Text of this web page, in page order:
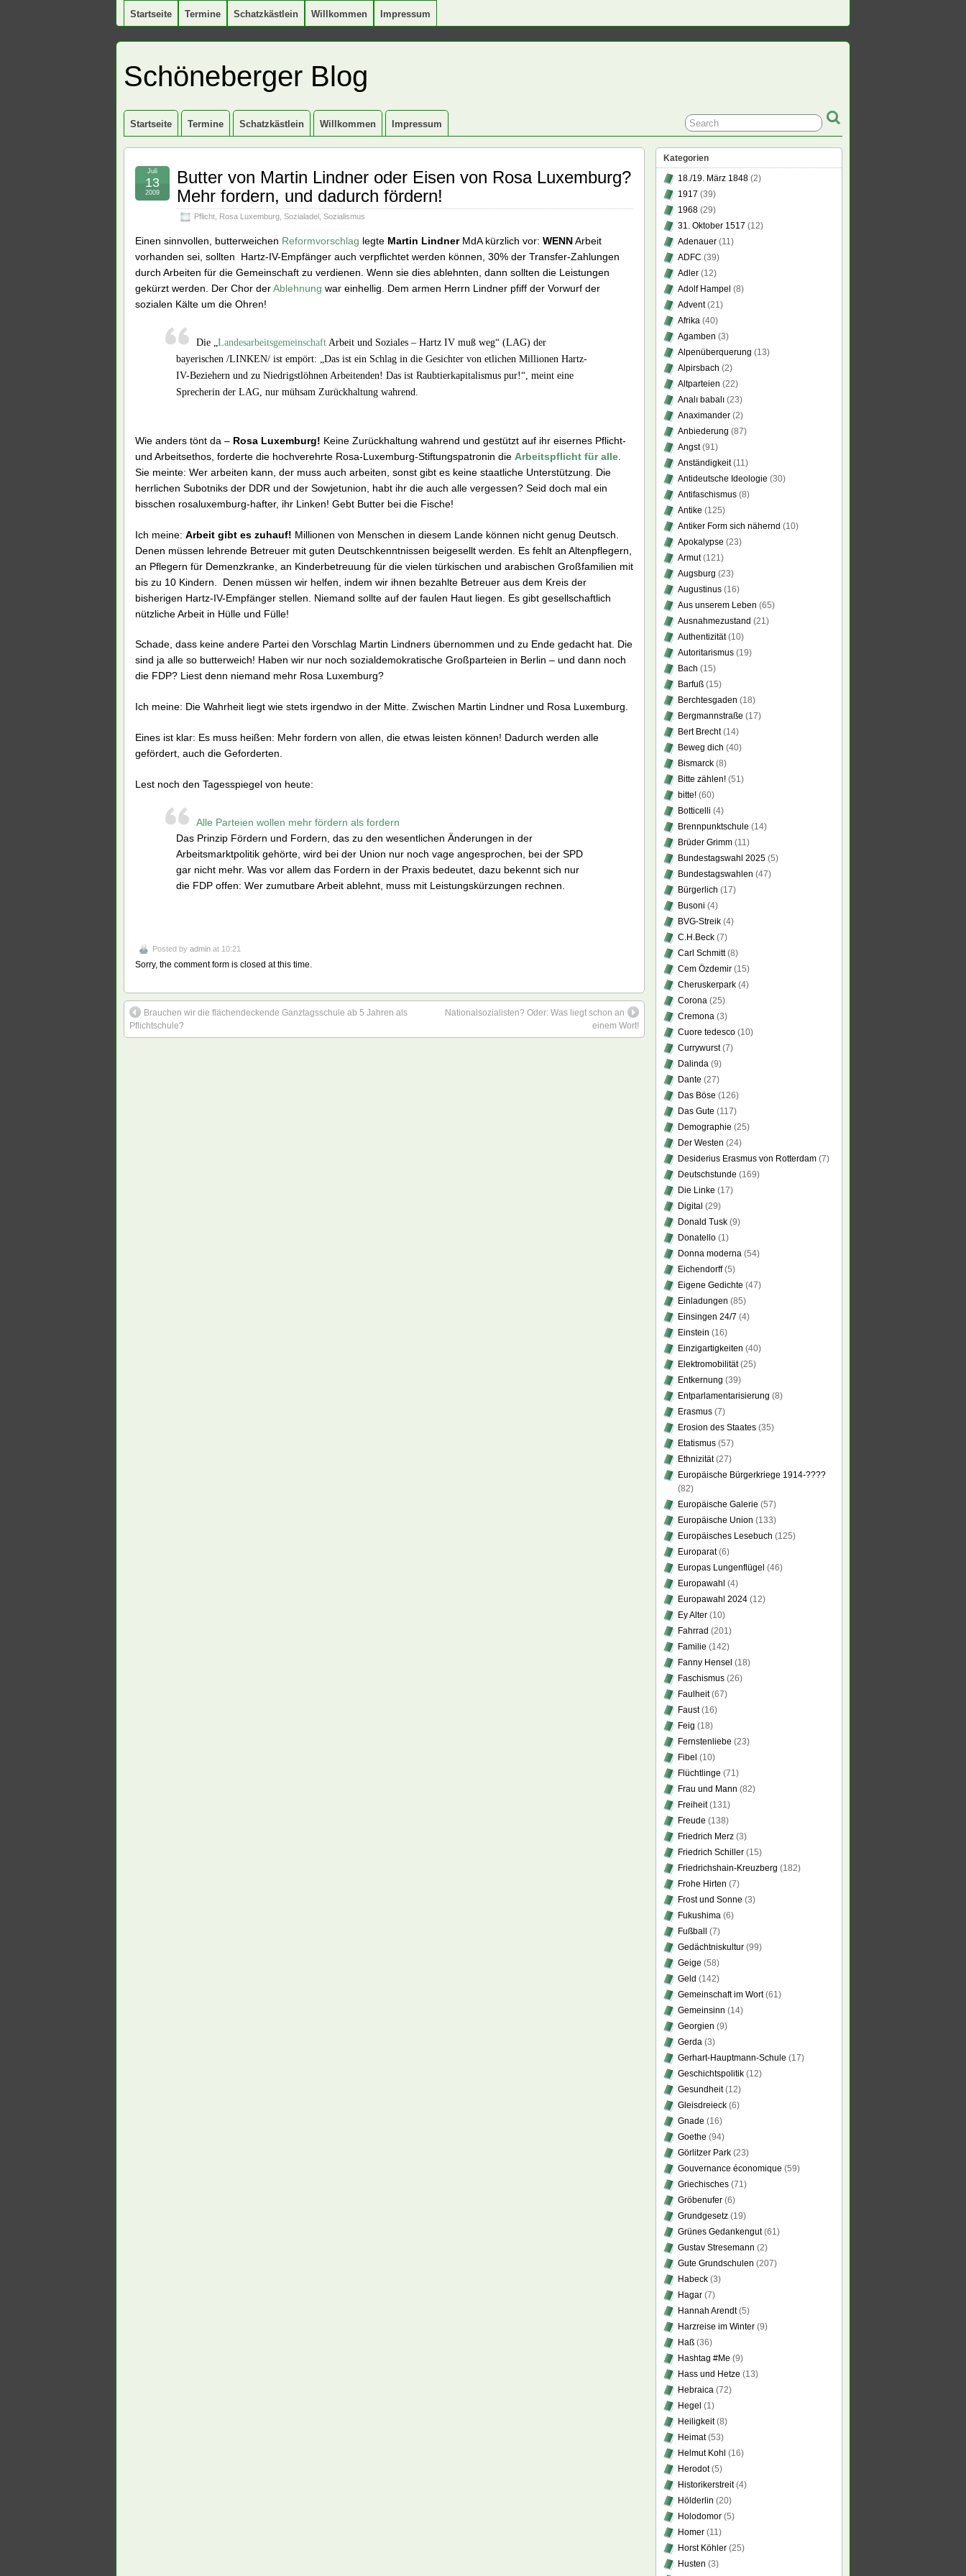
Startseite Termine Schatzkästlein Willkommen Impressum
Schöneberger Blog
Startseite Termine Schatzkästlein Willkommen Impressum
Butter von Martin Lindner oder Eisen von Rosa Luxemburg?
Mehr fordern, und dadurch fördern!
Pflicht Rosa Luxemburg Sozialadel Sozialismus
Juli
13
2009
Einen sinnvollen, butterweichen Reformvorschlag legte Martin LindnerMdA kürzlich vor: WENNArbeit
vorhanden sei, sollten Hartz-IV-Empfänger auch verpflichtet werden können, 30% der Transfer-Zahlungen
durch Arbeiten für die Gemeinschaft zu verdienen. Wenn sie dies ablehnten, dann sollten die Leistungen
gekürzt werden. Der Chor derAblehnung war einhellig. Dem armen Herrn Lindner pfiff der Vorwurf der
sozialen Kälte um die Ohren!
Die „ Landesarbeitsgemeinschaft Arbeit und Soziales – Hartz IV muß weg“ (LAG) der
bayerischen /LINKEN/ ist empört: „Das ist ein Schlag in die Gesichter von etlichen Millionen Hartz-
IV-Beziehern und zu Niedrigstlöhnen Arbeitenden! Das ist Raubtierkapitalismus pur!“, meint eine
Sprecherin der LAG, nur mühsam Zurückhaltung wahrend.
Wie anders tönt da – Rosa Luxemburg! Keine Zurückhaltung wahrend und gestützt auf ihr eisernes Pflicht-
und Arbeitsethos, forderte die hochverehrte Rosa-Luxemburg-Stiftungspatronin die Arbeitspflicht für alle
Sie meinte: Wer arbeiten kann, der muss auch arbeiten, sonst gibt es keine staatliche Unterstützung. Die
herrlichen Subotniks der DDR und der Sowjetunion, habt ihr die auch alle vergessen? Seid doch mal ein
bisschen rosaluxemburg-hafter, ihr Linken! Gebt Butter bei die Fische!
Ich meine: Arbeit gibt es zuhauf! Millionen von Menschen in diesem Lande können nicht genug Deutsch.
Denen müssen lehrende Betreuer mit guten Deutschkenntnissen beigesellt werden. Es fehlt an Altenpflegern,
an Pflegern für Demenzkranke, an Kinderbetreuung für die vielen türkischen und arabischen Großfamilien mit
bis zu 10 Kindern. Denen müssen wir helfen, indem wir ihnen bezahlte Betreuer aus dem Kreis der
bisherigen Hartz-IV-Empfänger stellen. Niemand sollte auf der faulen Haut liegen. Es gibt gesellschaftlich
nützliche Arbeit in Hülle und Fülle!
Schade, dass keine andere Partei den Vorschlag Martin Lindners übernommen und zu Ende gedacht hat. Die
sind ja alle so butterweich! Haben wir nur noch sozialdemokratische Großparteien in Berlin – und dann noch
die FDP? Liest denn niemand mehr Rosa Luxemburg?
Ich meine: Die Wahrheit liegt wie stets irgendwo in der Mitte. Zwischen Martin Lindner und Rosa Luxemburg.
Eines ist klar: Es muss heißen: Mehr fordern von allen, die etwas leisten können! Dadurch werden alle
gefördert, auch die Geforderten.
Lest noch den Tagesspiegel von heute:
Alle Parteien wollen mehr fördern als fordern
Das Prinzip Fördern und Fordern, das zu den wesentlichen Änderungen in der
Arbeitsmarktpolitik gehörte, wird bei der Union nur noch vage angesprochen, bei der SPD
gar nicht mehr. Was vor allem das Fordern in der Praxis bedeutet, dazu bekennt sich nur
die FDP offen: Wer zumutbare Arbeit ablehnt, muss mit Leistungskürzungen rechnen.
Posted by admin at 10:21
Sorry, the comment form is closed at this time.
Brauchen wir die flächendeckende Ganztagsschule ab 5 Jahren als
Pflichtschule?
Nationalsozialisten? Oder: Was liegt schon an
einem Wort!
Kategorien
18./19. März 1848 (2)
1917 (39)
1968 (29)
31. Oktober 1517 (12)
Adenauer (11)
ADFC (39)
Adler (12)
Adolf Hampel (8)
Advent(21)
Afrika (40)
Agamben (3)
Alpenüberquerung (13)
Alpirsbach (2)
Altparteien (22)
Analı babalı (23)
Anaximander (2)
Anbiederung (87)
Angst(91)
Anständigkeit(11)
Antideutsche Ideologie (30)
Antifaschismus (8)
Antike (125)
Antiker Form sich nähernd (10)
Apokalypse (23)
Armut(121)
Augsburg (23)
Augustinus (16)
Aus unserem Leben (65)
Ausnahmezustand (21)
Authentizität(10)
Autoritarismus (19)
Bach (15)
Barfuß (15)
Berchtesgaden (18)
Bergmannstraße (17)
Bert Brecht(14)
Beweg dich (40)
Bismarck (8)
Bitte zählen! (51)
bitte! (60)
Botticelli (4)
Brennpunktschule (14)
Brüder Grimm (11)
Bundestagswahl 2025 (5)
Bundestagswahlen (47)
Bürgerlich (17)
Busoni (4)
BVG-Streik (4)
C.H.Beck (7)
Carl Schmitt(8)
Cem Özdemir (15)
Cheruskerpark (4)
Corona (25)
Cremona (3)
Cuore tedesco (10)
Currywurst(7)
Dalinda (9)
Dante (27)
Das Böse (126)
Das Gute (117)
Demographie (25)
Der Westen (24)
Desiderius Erasmus von Rotterdam (7)
Deutschstunde (169)
Die Linke (17)
Digital (29)
Donald Tusk (9)
Donatello (1)
Donna moderna (54)
Eichendorff(5)
Eigene Gedichte (47)
Einladungen (85)
Einsingen 24/7 (4)
Einstein (16)
Einzigartigkeiten (40)
Elektromobilität(25)
Entkernung (39)
Entparlamentarisierung (8)
Erasmus (7)
Erosion des Staates (35)
Etatismus (57)
Ethnizität(27)
Europäische Bürgerkriege 1914-????
(82)
Europäische Galerie (57)
Europäische Union (133)
Europäisches Lesebuch (125)
Europarat(6)
Europas Lungenflügel (46)
Europawahl (4)
Europawahl 2024 (12)
Ey Alter (10)
Fahrrad (201)
Familie (142)
Fanny Hensel (18)
Faschismus (26)
Faulheit(67)
Faust(16)
Feig (18)
Fernstenliebe (23)
Fibel (10)
Flüchtlinge (71)
Frau und Mann (82)
Freiheit(131)
Freude (138)
Friedrich Merz (3)
Friedrich Schiller (15)
Friedrichshain-Kreuzberg (182)
Frohe Hirten (7)
Frost und Sonne (3)
Fukushima (6)
Fußball
(7)
Gedächtniskultur (99)
Geige (58)
Geld (142)
Gemeinschaft im Wort(61)
Gemeinsinn (14)
Georgien (9)
Gerda (3)
Gerhart-Hauptmann-Schule (17)
Geschichtspolitik (12)
Gesundheit(12)
Gleisdreieck (6)
Gnade (16)
Goethe (94)
Görlitzer Park (23)
Gouvernance économique (59)
Griechisches (71)
Gröbenufer (6)
Grundgesetz (19)
Grünes Gedankengut(61)
Gustav Stresemann (2)
Gute Grundschulen (207)
Habeck (3)
Hagar (7)
Hannah Arendt(5)
Harzreise im Winter (9)
Haß (36)
Hashtag #Me (9)
Hass und Hetze (13)
Hebraica (72)
Hegel (1)
Heiligkeit(8)
Heimat(53)
Helmut Kohl (16)
Herodot(5)
Historikerstreit(4)
Hölderlin (20)
Holodomor (5)
Homer (11)
Horst Köhler (25)
Husten (3)